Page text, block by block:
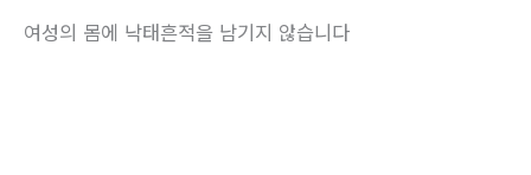
여성의 몸에 낙태흔적을 남기지 않습니다